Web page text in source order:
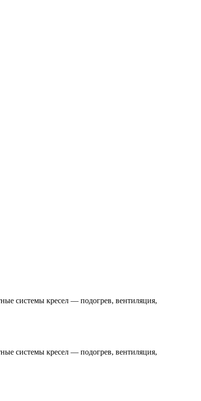
системы кресел — подогрев, вентиляция,
системы кресел — подогрев, вентиляция,